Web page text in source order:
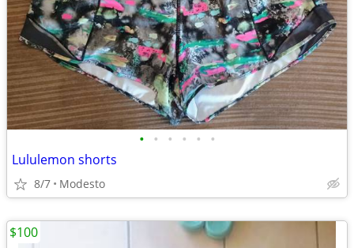
• • • • • •
Lululemon shorts
8/7 Modesto
$100